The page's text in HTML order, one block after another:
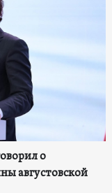
о
августовской